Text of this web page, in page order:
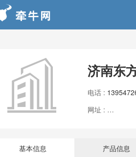
济南东
电话 :
网址 :
基本信息 产品信息